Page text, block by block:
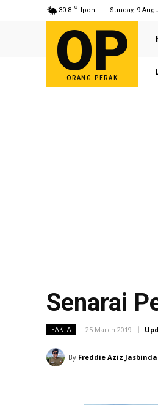
30.8 C Ipoh Sunday, 9
OP
ORANG PERAK
Senarai
FAKTA 25 March 2019
By Freddie Aziz